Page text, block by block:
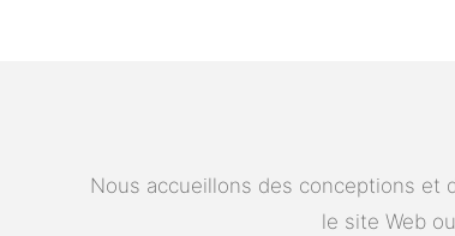
Nous accueillons des conceptions et
le site Web